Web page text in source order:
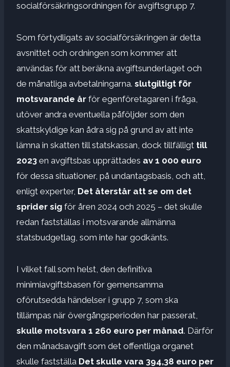
socialförsäkringsordningen för avgiftsgrupp 7.
Som förtydligats av socialförsäkringen är detta
avsnittet och ordningen som kommer att
användas för att beräkna avgiftsunderlaget och
de månatliga avbetalningarna. slutgiltigt för
motsvarande år för egenföretagaren i fråga,
utöver andra eventuella påföljder som den
skattskyldige kan ådra sig på grund av att inte
lämna in skatten till statskassan, dock tillfälligt till
2023 en avgiftsbas upprättades av 1 000 euro
för dessa situationer, på undantagsbasis, och att,
enligt experter, Det återstår att se om det
sprider sig för åren 2024 och 2025 – det skulle
redan fastställas i motsvarande allmänna
statsbudgetlag, som inte har godkänts.
I vilket fall som helst, den definitiva
minimiavgiftsbasen för gemensamma
oförutsedda händelser i grupp 7, som ska
tillämpas när övergångsperioden har passerat,
skulle motsvara 1 260 euro per månad. Därför
den månadsavgift som det offentliga organet
skulle fastställa Det skulle vara 394,38 euro per